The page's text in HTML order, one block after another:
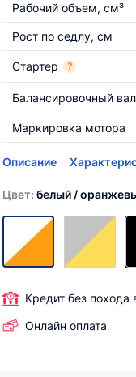
Рабочий объем, см³
Рост по седлу, см
Стартер ?
Балансировочный вал
Маркировка мотора
Описание
Цвет: белый /
Кредит без похода
Онлайн оплата